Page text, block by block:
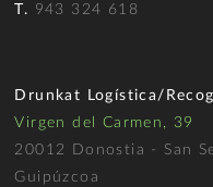
T. 943 324 618
Drunkat Logística/
Virgen del Carmen, 39
20012 Donostia - San
Guipúzcoa